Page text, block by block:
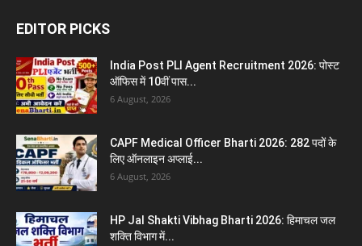
EDITOR PICKS
India Post PLI Agent Recruitment 2026: पोस्ट
ऑफिस में 10वीं पास...
6 August, 2026
CAPF Medical Officer Bharti 2026: 282 पदों के
लिए ऑनलाइन अप्लाई...
6 August, 2026
HP Jal Shakti Vibhag Bharti 2026: हिमाचल जल
शक्ति विभाग में...